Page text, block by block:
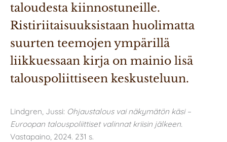
taloudesta kiinnostuneille.
Ristiriitaisuuksistaan huolimatta
suurten teemojen ympärillä
liikkuessaan kirja on mainio lisä
talouspoliittiseen keskusteluun.
Lindgren, Jussi: Ohjaustalous vai näkymätön käsi –
Euroopan talouspoliittiset valinnat kriisin jälkeen.
Vastapaino, 2024. 231 s.